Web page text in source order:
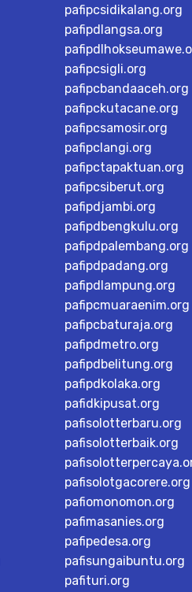
pafipcsidikalang.org
pafipdlangsa.org
pafipcsigli.org
pafipcbandaaceh.org
pafipckutacane.org
pafipcsamosir.org
pafipclangi.org
pafipctapaktuan.org
pafipcsiberut.org
pafipdjambi.org
pafipdbengkulu.org
pafipdpalembang.org
pafipdpadang.org
pafipdlampung.org
pafipcmuaraenim.org
pafipcbaturaja.org
pafipdmetro.org
pafipdbelitung.org
pafipdkolaka.org
pafidkipusat.org
pafisolotterbaru.org
pafisolotterbaik.org
pafisolotgacorere.org
pafiomonomon.org
pafimasanies.org
pafipedesa.org
pafisungaibuntu.org
pafituri.org